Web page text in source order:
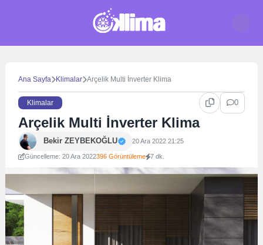
Ana Sayfa Klimalar Arçelik Multi İnverter Klima
Klimalar 0
Arçelik Multi İnverter Klima
Bekir ZEYBEKOĞLU 20 Ara 2022 21:25
Güncelleme: 20 Ara 2022396 Görüntüleme 7 dk.